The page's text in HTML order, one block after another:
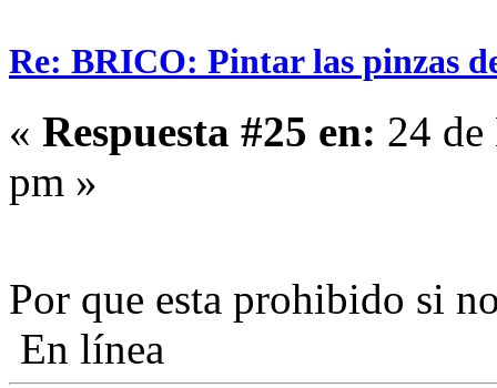
Re: BRICO: Pintar las pinzas
« Respuesta #25 en: 24
pm »
Por que esta prohibido si
En línea